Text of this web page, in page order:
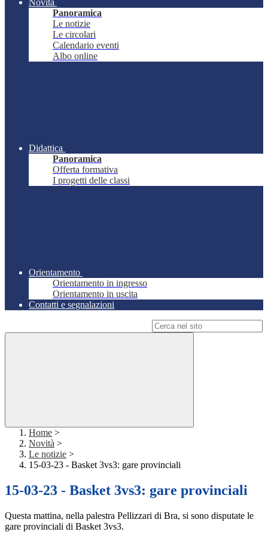
Novità
Panoramica
Le notizie
Le circolari
Calendario eventi
Albo online
Didattica
Panoramica
Offerta formativa
I progetti delle classi
Orientamento
Orientamento in ingresso
Orientamento in uscita
Contatti e segnalazioni
Home >
Novità >
Le notizie >
15-03-23 - Basket 3vs3: gare provinciali
15-03-23 - Basket 3vs3: gare provinciali
Questa mattina, nella palestra Pellizzari di Bra, si sono disputate le
gare provinciali di Basket 3vs3.